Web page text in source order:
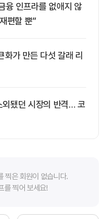
융 인프라를 없애지 않
편할 뿐”
가 만든 다섯 갈래 리
됐던 시장의 반격… 코
찍은 회원이 없습니다.
를 찍어 보세요!